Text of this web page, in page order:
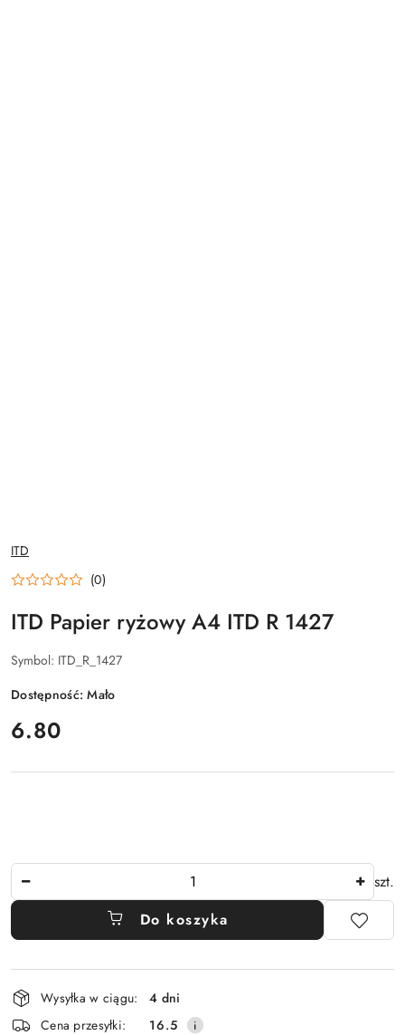
NAZWA
PRODUCENTA:
ITD
(0)
ITD Papier ryżowy A4 ITD R 1427
Symbol: ITD_R_1427
Dostępność:Mało
cena:
6.80
szt.
Do koszyka
Dostępność
i
Wysyłka w ciągu:
4 dni
Cena przesyłki:
16.5